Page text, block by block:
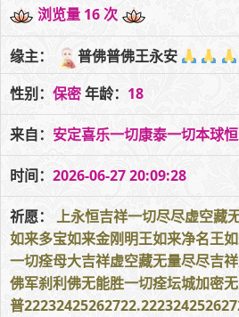
浏览量 16 次
缘主：
普佛普佛王永安
性别： 保密年龄： 18
来自： 安定喜乐一切康泰一切本球
时间： 2026-06-27 20:09:28
祈愿：
上永恒吉祥一切尽尽虚空藏
如来多宝如来金刚明王如来净名王
一切痊母大吉祥虚空藏无量尽尽吉
佛军刹利佛无能胜一切痊坛城加密
普